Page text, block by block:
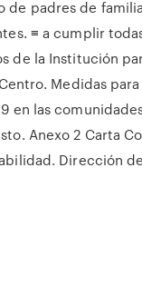
de padres de
≡ a cumplir
de la Institución
Medidas
en las
Anexo 2 Carta
Dirección de